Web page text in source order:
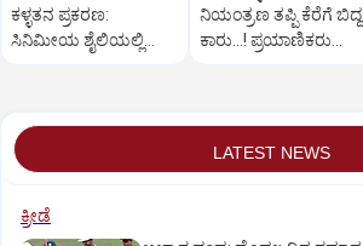
ಕಳ್ಳತನ ಪ್ರಕರಣ:
ಸಿನಿಮೀಯ ಶೈಲಿಯಲ್ಲಿ
ನಿಯಂತ್ರಣ ತಪ್ಪಿ ಕೆರೆಗೆ ಬಿದ್ದ
ಕಾರು...! ಪ್ರಯಾಣಿಕರು
LATEST NEWS
ಕ್ರೀಡೆ